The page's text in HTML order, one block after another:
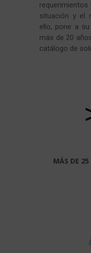
situación y el
ello, pone a
más de 20
catálogo de
MÁS DE 25